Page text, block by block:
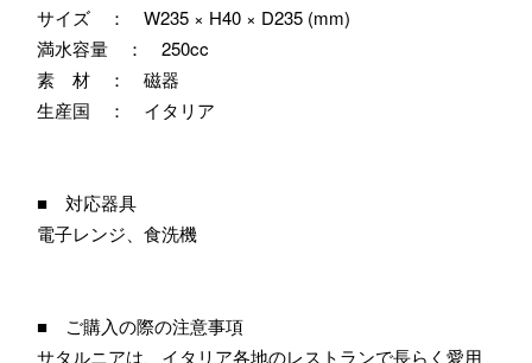
サイズ ： W235 × H40 × D235 (mm)
満水容量 ： 250cc
素 材 ： 磁器
生産国 ： イタリア
■ 対応器具
電子レンジ、食洗機
■ ご購入の際の注意事項
サタルニアは、イタリア各地のレストランで長らく愛用